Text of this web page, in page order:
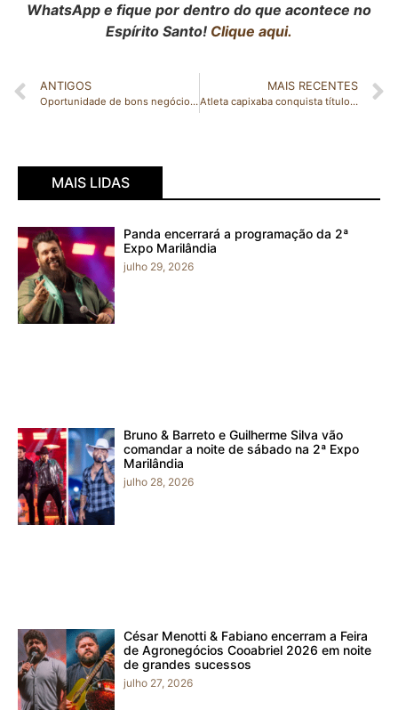
WhatsApp e fique por dentro do que acontece no
Espírito Santo! Clique aqui.
ANTIGOS
Oportunidade de bons negócios: Cooabriel realiza leilão de cafés especiais
MAIS RECENTES
Atleta capixaba conquista título de campeão brasileiro de luta greco-romana
MAIS LIDAS
Panda encerrará a programação da 2ª
Expo Marilândia
julho 29, 2026
Bruno & Barreto e Guilherme Silva vão
comandar a noite de sábado na 2ª Expo
Marilândia
julho 28, 2026
César Menotti & Fabiano encerram a Feira
de Agronegócios Cooabriel 2026 em noite
de grandes sucessos
julho 27, 2026